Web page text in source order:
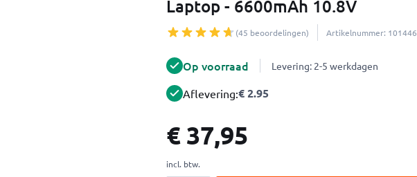
Laptop - 6600mAh 10.8V
(45 beoordelingen) Artikelnummer: 101446
Op voorraad Levering: 2-5 werkdagen
Aflevering:€ 2.95
€ 37,95
incl. btw.